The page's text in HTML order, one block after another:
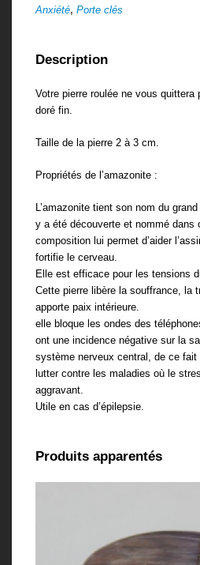
Anxiété, Porte clés
Description
Votre pierre roulée ne vous
doré fin.
Taille de la pierre 2 à 3 cm.
Propriétés de l’amazonite :
L’amazonite tient son nom du
y a été découverte et nommé dans
composition lui permet d’aider
fortifie le cerveau.
Elle est efficace pour les tensions
Cette pierre libère la souffrance, la
apporte paix intérieure.
elle bloque les ondes des
ont une incidence négative sur la
système nerveux central, de ce fait
lutter contre les maladies où le
aggravant.
Utile en cas d’épilepsie.
Produits apparentés